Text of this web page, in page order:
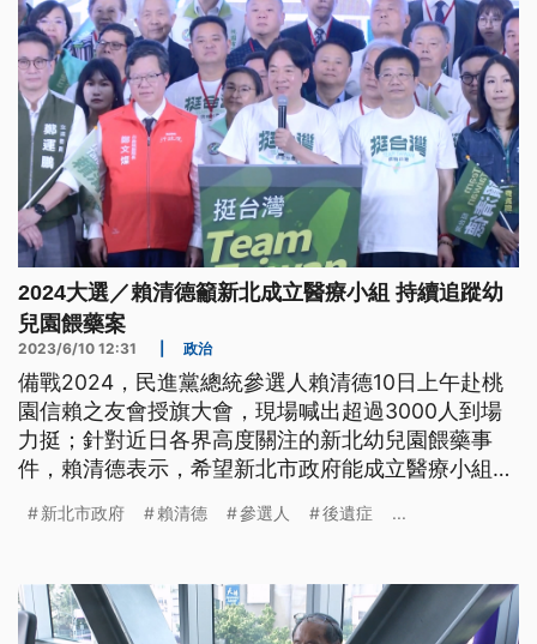
2024大選／賴清德籲新北成立醫療小組 持續追蹤幼
兒園餵藥案
2023/6/10 12:31 政治
備戰2024，民進黨總統參選人賴清德10日上午赴桃
園信賴之友會授旗大會，現場喊出超過3000人到場
力挺；針對近日各界高度關注的新北幼兒園餵藥事
件，賴清德表示，希望新北市政府能成立醫療小組，
新北市政府 賴清德 參選人 後遺症 ...